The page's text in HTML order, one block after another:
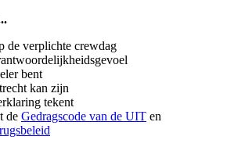
de verplichte crewdag
bent
kan zijn
tekent
de Gedragscode van de UIT en